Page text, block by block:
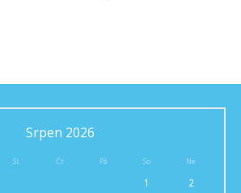
Srpen 2026
St Čt Pá So Ne
1
2